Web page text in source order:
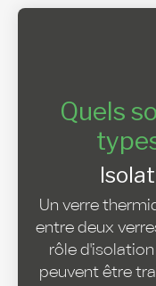
Quels
Un verre
entre deux
rôle
peuvent être